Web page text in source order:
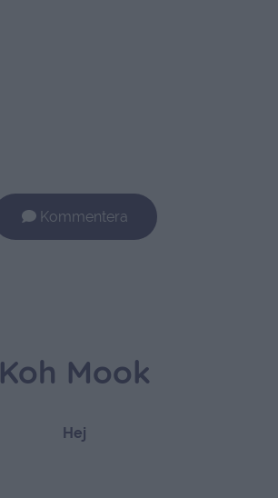
Kommentera
Koh Mook
Hej